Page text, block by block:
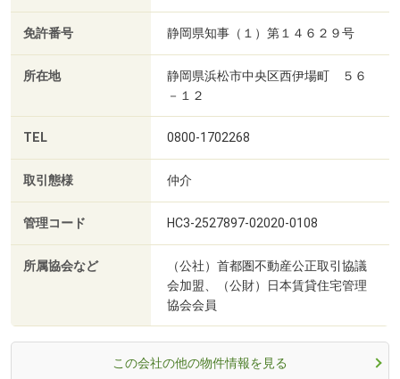
免許番号 静岡県知事（１）第１４６２９号
所在地
静岡県浜松市中央区西伊場町 ５６
－１２
TEL 0800-1702268
取引態様 仲介
管理コード HC3-2527897-02020-0108
所属協会など
（公社）首都圏不動産公正取引協議
会加盟、（公財）日本賃貸住宅管理
協会会員
この会社の他の物件情報を見る